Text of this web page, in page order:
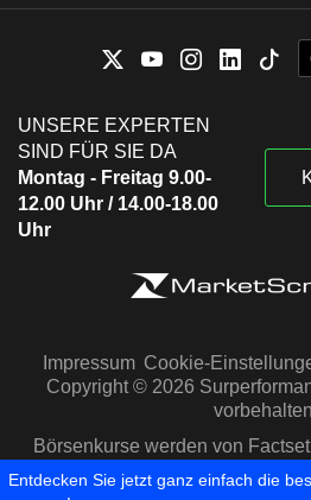
UNSERE EXPERTEN
SIND FÜR SIE DA
Montag - Freitag 9.00-
12.00 Uhr / 14.00-18.00
Uhr
Impressum Cookie-
Copyright © 2026
Börsenkurse werden von
Capital IQ zur
Entdecken Sie jetzt ganz einfach die